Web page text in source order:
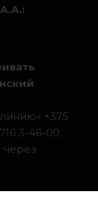
+375
3-46-00;
через